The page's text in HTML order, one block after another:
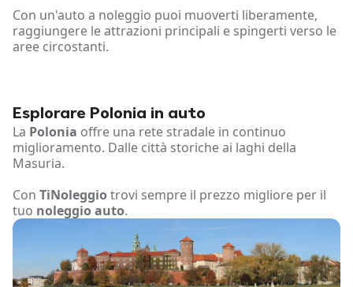
Con un'auto a noleggio puoi muoverti liberamente,
raggiungere le attrazioni principali e spingerti verso le
aree circostanti.
Esplorare Polonia in auto
La Polonia offre una rete stradale in continuo
miglioramento. Dalle città storiche ai laghi della
Masuria.
Con TiNoleggiotrovi sempre il prezzo migliore per il
tuo noleggio auto.